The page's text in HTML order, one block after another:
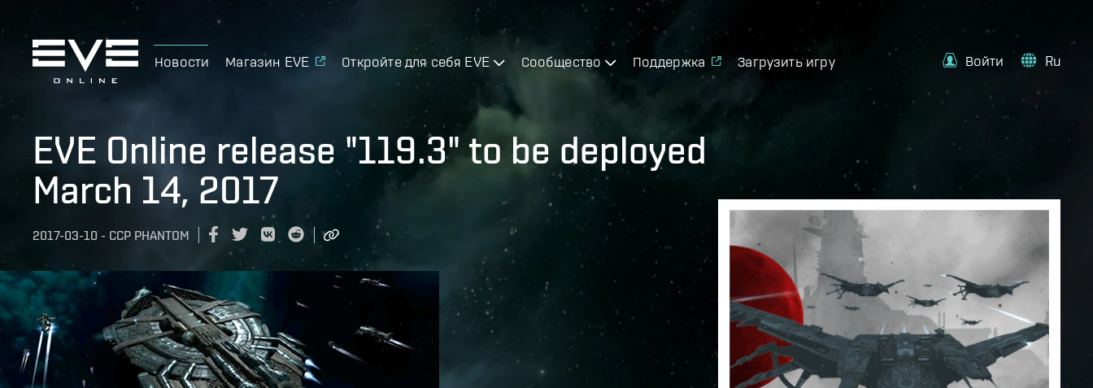
Новости Магазин EVE Откройте для себя EVE Сообщество Поддержка Загрузить игру Войти Ru
EVE Online release "119.3" to be deployed
March 14, 2017
2017-03-10 - CCP PHANTOM